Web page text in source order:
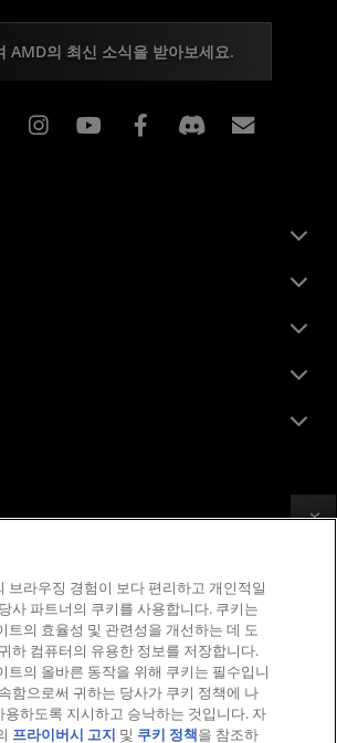
AMD의 최신 소식을 받아보세요.
Instagram Facebook
상표
공급망 투명성
공정 및 공개 경쟁
영국 세금 전략
쿠키 정책
쿠키 설정
브라우징 경험이 보다 편리하고 개인적일
사 파트너의 쿠키를 사용합니다. 쿠키는
트의 효율성 및 관련성을 개선하는 데 도
하 컴퓨터의 유용한 정보를 저장합니다.
트의 올바른 동작을 위해 쿠키는 필수입니
함으로써 귀하는 당사가 쿠키 정책에 나
용하도록 지시하고 승낙하는 것입니다. 자
프라이버시 고지 및 쿠키 정책을 참조하